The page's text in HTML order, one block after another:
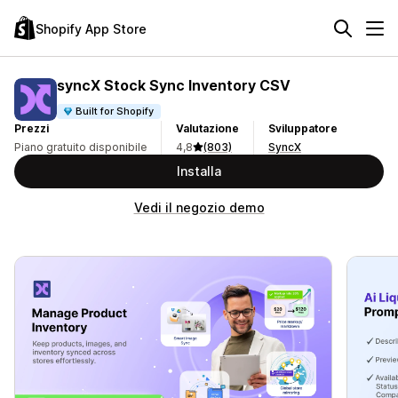
Shopify App Store
syncX Stock Sync Inventory CSV
Built for Shopify
Prezzi
Piano gratuito disponibile
Valutazione
4,8
(803)
Sviluppatore
SyncX
Installa
Vedi il negozio demo